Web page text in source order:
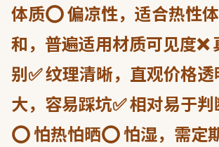
体质⭕ 偏凉性，适合热性
和，普遍适用材质可见度❌
别✅ 纹理清晰，直观价格透
大，容易踩坑✅ 相对易于
⭕ 怕热怕晒⭕ 怕湿，需定